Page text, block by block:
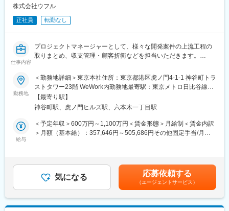
最先端の研究・プロダクト開発を進めており、企業のAI活用基盤
※特許番号 第7112155号、第7112156号
めに検索エンジニアを募集いたします。
独自アルゴリズムの調整、検索エンジンそのものの評価や最新の
任せします。
【業務内容】
・Helpfeelの検索エンジンの評価とチューニング
【プロダクトの技術要素】
変更の範囲：会社の定める業務
株式会社ウフル
正社員 転勤なし
仕事内容
プロジェクトマネージャーとして、様々な開発案件の上流工程の
取りまとめ、収支管理・顧客折衝などを担当いただきます。
【業務内容】
以下の工程のいくつかを担当いただきます。
また、社内の若手PMの育成などもお任せします。
・プリセ活動（企画～提案書作成、システム要件定義）
・プロジェクト管理全般（収支管理など）
・要件定義～基本設計
・顧客とのコミュニケーション・折衝（追加要件や次フェーズに
向けた要望の管）
・問題・課題管理
・実装（レビュー）
※担当工程は案件規模やPJT体制によって変化します
勤務地
＜勤務地詳細＞東京本社住所：東京都港区虎ノ門4-1-1 神谷町トラ
ストタワー23階 WeWork内勤務地最寄駅：東京メトロ日比谷線／
神谷町駅受動喫煙対策：屋内全面禁煙変更の範囲：会社の定める
事業所（リモートワーク含む）
【最寄り駅】
神谷町駅、虎ノ門ヒルズ駅、六本木一丁目駅
給与
＜予定年収＞600万円～1,100万円＜賃金形態＞月給制＜賃金内訳
＞月額（基本給）：357,646円～505,686円その他固定手当/月：
給有無＞有＜残業手当＞有＜給与補足＞※給与は経験を鑑み当社規
定により決定■賞与：年2回（昨年実績：月給額に応じた基礎賞与
年2回+業績賞与年2回）※基礎賞与は年額を2・8月で2回に分け支
給／会社業績によって支給額が変動（支給無の場合有）■昇給：年
1回■その他固定手当：専門職手当賃金はあくまでも目安の金額で
気になる 応募依頼する
（エージェントサービス）